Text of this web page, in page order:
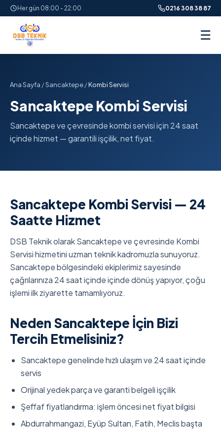
Her gün 08:00 - 22:00 0216 308 38 87
☰
Ana Sayfa /Sancaktepe/Kombi Servisi
Sancaktepe Kombi Servisi
Sancaktepe ve çevresinde kombi servisi için 24 saat
içinde hizmet — garantili işçilik, net fiyat.
Sancaktepe Kombi Servisi — 24
Saatte Hizmet
DSB Teknik olarak Sancaktepe ve çevresinde Kombi
Servisi hizmetini uzman teknik kadromuzla sunuyoruz.
Sancaktepe bölgesindeki ekiplerimiz sayesinde
çağrılarınıza 24 saat içinde içinde dönüş yapıyor, çoğu
işlemi ilk ziyarette tamamlıyoruz.
Neden Sancaktepe İçin Bizi
Tercih Etmelisiniz?
Sancaktepe genelinde hızlı ulaşım ve 24 saat içinde
servis
Orijinal yedek parça ve garanti belgeli işçilik
Şeffaf fiyatlandırma: işlem öncesi net fiyat bilgisi
Abdurrahmangazi, Eyüp Sultan, Fatih, Meclis başta